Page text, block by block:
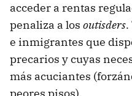
acceder a rentas
penaliza a los outisders.
e inmigrantes que
precarios y cuyas
más acuciantes